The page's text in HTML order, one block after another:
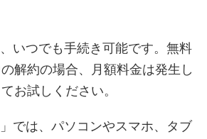
いつでも手続き可能です。無料
解約の場合、月額料金は発生し
お試しください。
では、パソコンやスマホ、タブ